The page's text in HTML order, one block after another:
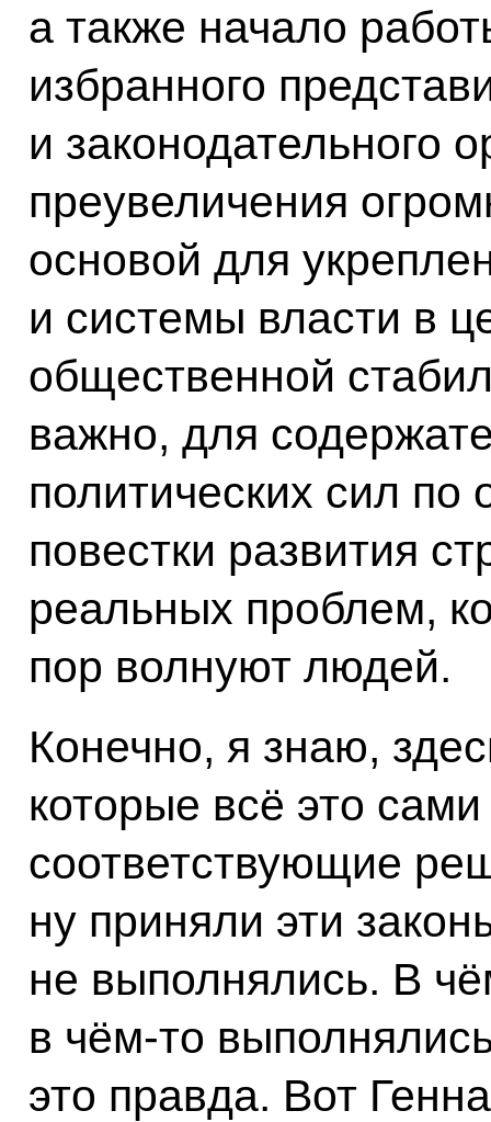
а также начало
избранного
и законодательного
преувеличения
основой для
и системы власти в
общественной
важно, для
политических сил
повестки развития
реальных проблем,
пор волнуют людей.
Конечно, я знаю,
которые всё это
соответствующие
ну приняли эти
не выполнялись. В
в чём-то
это правда. Вот